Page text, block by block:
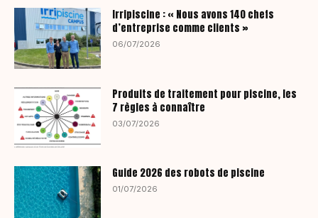
Irripiscine : « Nous avons 140 chefs
d’entreprise comme clients »
06/07/2026
Produits de traitement pour piscine, les
7 règles à connaître
03/07/2026
Guide 2026 des robots de piscine
01/07/2026